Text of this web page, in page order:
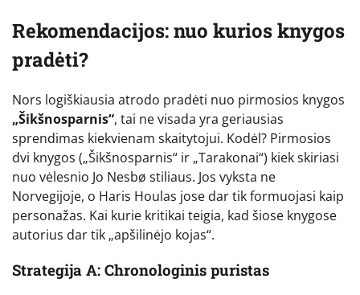
Rekomendacijos: nuo kurios knygos
pradėti?
Nors logiškiausia atrodo pradėti nuo pirmosios knygos
„Šikšnosparnis“, tai ne visada yra geriausias
sprendimas kiekvienam skaitytojui. Kodėl? Pirmosios
dvi knygos („Šikšnosparnis“ ir „Tarakonai“) kiek skiriasi
nuo vėlesnio Jo Nesbø stiliaus. Jos vyksta ne
Norvegijoje, o Haris Houlas jose dar tik formuojasi kaip
personažas. Kai kurie kritikai teigia, kad šiose knygose
autorius dar tik „apšilinėjo kojas“.
Strategija A: Chronologinis puristas